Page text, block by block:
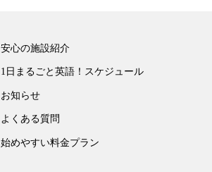
安心の施設紹介
1日まるごと英語！スケジュール
お知らせ
よくある質問
始めやすい料金プラン